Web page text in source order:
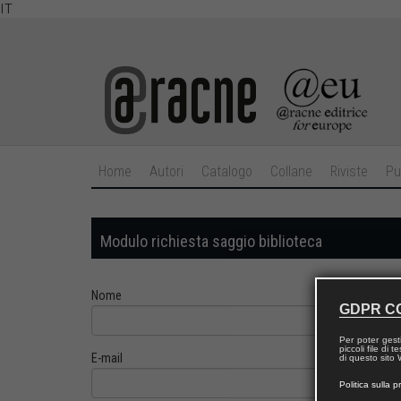
IT
Home Autori Catalogo Collane Riviste
Modulo richiesta saggio biblioteca
Nome
E-mail
GDPR
Per poter
piccoli file di
di questo sito
Politica sulla